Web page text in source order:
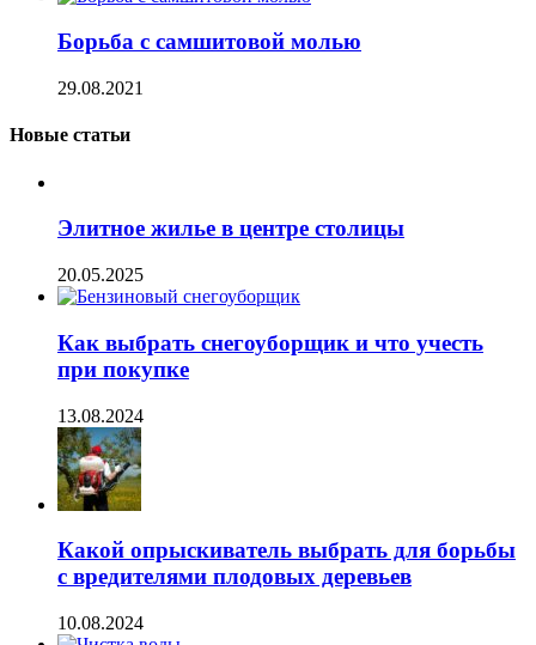
Борьба с самшитовой молью
29.08.2021
Новые статьи
Элитное жилье в центре столицы
20.05.2025
Как выбрать снегоуборщик и что учесть
при покупке
13.08.2024
Какой опрыскиватель выбрать для борьбы
с вредителями плодовых деревьев
10.08.2024